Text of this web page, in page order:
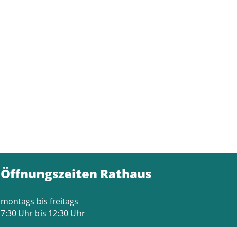
Öffnungszeiten Rathaus
montags bis freitags
7:30 Uhr bis 12:30 Uhr